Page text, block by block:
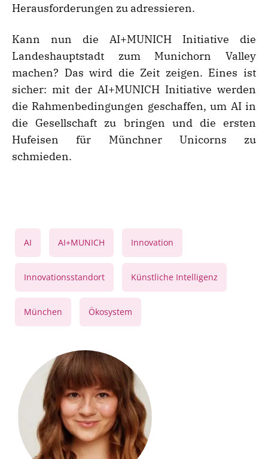
Herausforderungen zu adressieren.
Kann nun die AI+MUNICH Initiative die
Landeshauptstadt zum Munichorn Valley
machen? Das wird die Zeit zeigen. Eines ist
sicher: mit der AI+MUNICH Initiative werden
die Rahmenbedingungen geschaffen, um AI in
die Gesellschaft zu bringen und die ersten
Hufeisen für Münchner Unicorns zu
schmieden.
AI AI+MUNICH Innovation
Innovationsstandort Künstliche Intelligenz
München Ökosystem